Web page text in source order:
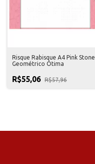
Risque Rabisque A4 Pink Stone
Geométrico Ótima
R$55,06 R$57,96